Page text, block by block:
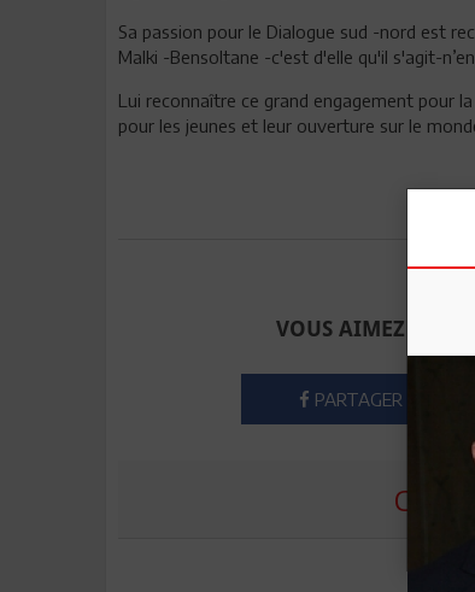
Sa passion pour le Dialogue sud -nord est
Malki -Bensoltane -c'est d'elle qu'il s'agit-
Lui reconnaître ce grand engagement pour
pour les jeunes et leur ouverture sur le
VOUS AIMEZ CET
PARTAGER